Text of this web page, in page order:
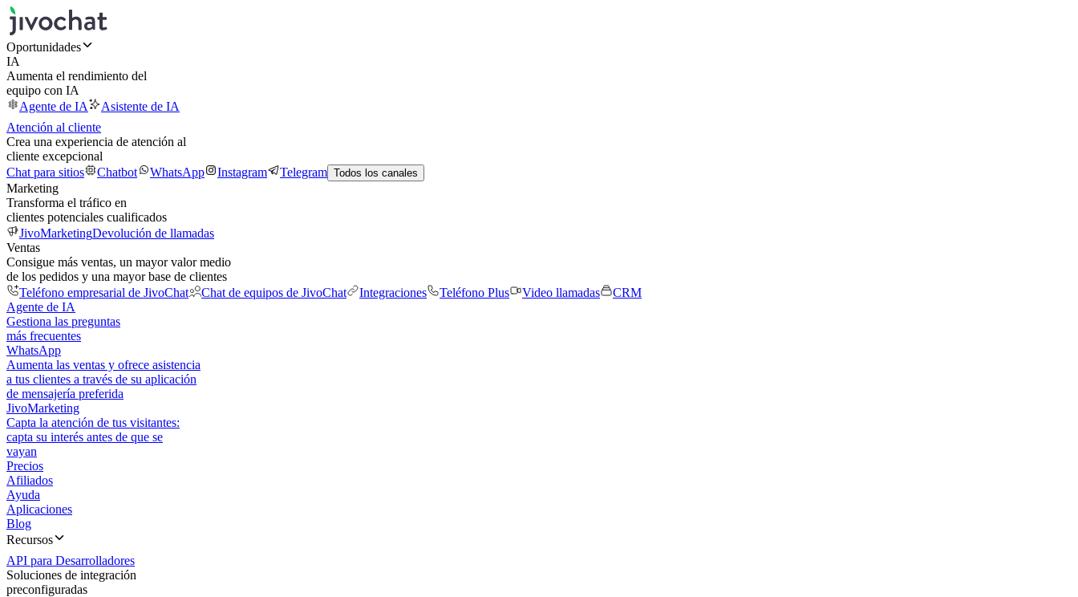
Oportunidades
IA
Aumenta el rendimiento del
equipo con IA
Agente de IA
Asistente de IA
Atención al cliente
Crea una experiencia de atención al
cliente excepcional
Chat para sitios
Chatbot WhatsApp Instagram Telegram Todos los canales
Marketing
Transforma el tráfico en
clientes potenciales cualificados
JivoMarketingDevolución de llamadas
Ventas
Consigue más ventas, un mayor valor medio
de los pedidos y una mayor base de clientes
Teléfono empresarial de JivoChat
Chat de equipos de JivoChat Integraciones Teléfono Plus Video llamadas
CRM
Agente de IA
Gestiona las preguntas
más frecuentes
WhatsApp
Aumenta las ventas y ofrece asistencia
a tus clientes a través de su aplicación
de mensajería preferida
JivoMarketing
Capta la atención de tus visitantes:
capta su interés antes de que se
vayan
Precios
Afiliados
Ayuda
Aplicaciones
Blog
Recursos
API para Desarrolladores
Soluciones de integración
preconfiguradas